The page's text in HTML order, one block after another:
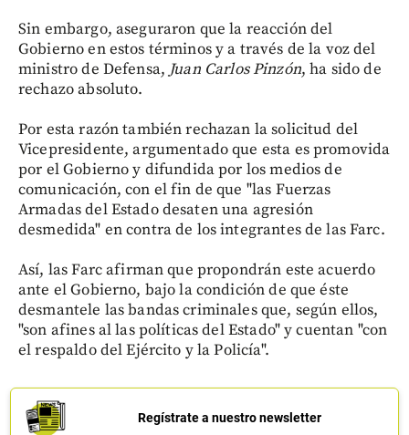
Sin embargo, aseguraron que la reacción del
Gobierno en estos términos y a través de la voz del
ministro de Defensa, Juan Carlos Pinzón, ha sido de
rechazo absoluto.
Por esta razón también rechazan la solicitud del
Vicepresidente, argumentado que esta es promovida
por el Gobierno y difundida por los medios de
comunicación, con el fin de que "las Fuerzas
Armadas del Estado desaten una agresión
desmedida" en contra de los integrantes de las Farc.
Así, las Farc afirman que propondrán este acuerdo
ante el Gobierno, bajo la condición de que éste
desmantele las bandas criminales que, según ellos,
"son afines al las políticas del Estado" y cuentan "con
el respaldo del Ejército y la Policía".
Regístrate a nuestro newsletter